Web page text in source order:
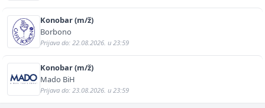
Konobar (m/ž)
Borbono
Prijava do: 22.08.2026. u 23:59
Konobar (m/ž)
Mado BiH
Prijava do: 23.08.2026. u 23:59